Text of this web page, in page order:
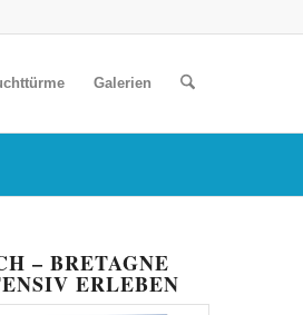
Galerien
– BRETAGNE
ERLEBEN